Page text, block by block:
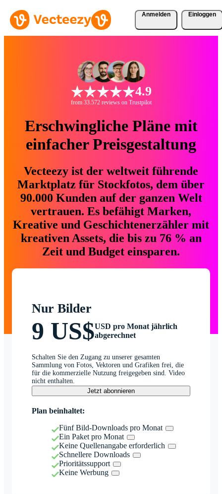
Anmelden Einloggen
4.9
from 33.572 reviews on Trustpilot
Erschwingliche Pläne mit
einfacher Preisgestaltung
Vecteezy ist der weltweit führende
Marktplatz für Stockfotos, dem über
90.000 Kunden auf der ganzen Welt
vertrauen. Es befähigt Marken,
Kreative und Geschichtenerzähler mit
kreativen Assets, die bis zu 76 % an
Zeit und Budget einsparen.
Nur Bilder
9 US$USD pro Monat jährlich
abgerechnet
Schalten Sie den Zugang zu unserer gesamten
Sammlung von Fotos, Vektoren und Grafiken frei, die
für die kommerzielle Nutzung freigegeben sind. Video
nicht enthalten.
Jetzt abonnieren
Plan beinhaltet:
Fünf Bild-Downloads pro Monat
Ein Paket pro Monat
Keine Quellenangabe erforderlich
Schnellere Downloads
Prioritätssupport
Keine Werbung